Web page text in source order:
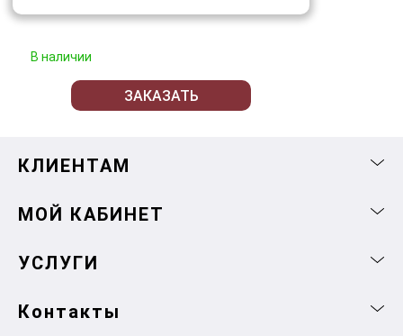
В наличии
ЗАКАЗАТЬ
КЛИЕНТАМ
МОЙ КАБИНЕТ
УСЛУГИ
Контакты